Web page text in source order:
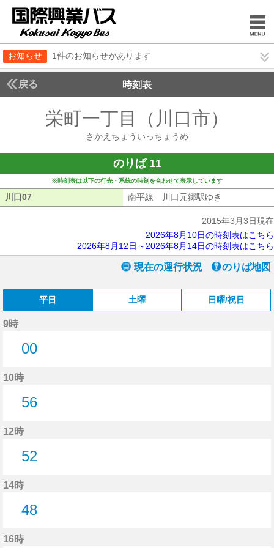
お知らせ 1件のお知らせがあります
戻る 時刻表
栄町一丁目（川口市）
さかえちょういっちょうめ
のりば 11
※時刻表は以下の行先・系統の時刻を合わせて表示しています
川口07 南平線 川口元郷駅ゆき
2015年3月3日現在
2026年8月10日の時刻表はこちら
2026年8月12日～2026年8月14日の時刻表はこちら
現在の運行状況 のりば地図
平日 土曜 日曜/祝日
9時
00
10時
56
12時
52
14時
48
16時